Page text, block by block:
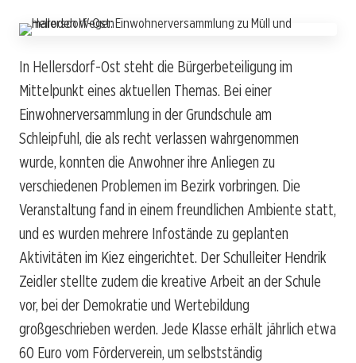
In Hellersdorf-Ost steht die Bürgerbeteiligung im
Mittelpunkt eines aktuellen Themas. Bei einer
Einwohnerversammlung in der Grundschule am
Schleipfuhl, die als recht verlassen wahrgenommen
wurde, konnten die Anwohner ihre Anliegen zu
verschiedenen Problemen im Bezirk vorbringen. Die
Veranstaltung fand in einem freundlichen Ambiente statt,
und es wurden mehrere Infostände zu geplanten
Aktivitäten im Kiez eingerichtet. Der Schulleiter Hendrik
Zeidler stellte zudem die kreative Arbeit an der Schule
vor, bei der Demokratie und Wertebildung
großgeschrieben werden. Jede Klasse erhält jährlich etwa
60 Euro vom Förderverein, um selbstständig